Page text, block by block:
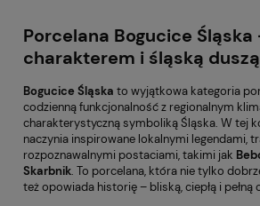
Porcelana Bogucice Śląska
charakterem i śląską duszą
Bogucice Śląska to wyjątkowa kategoria
codzienną funkcjonalność z regionalnym
charakterystyczną symboliką Śląska. W tej
naczynia inspirowane lokalnymi legendami,
rozpoznawalnymi postaciami, takimi jak
Skarbnik. To porcelana, która nie tylko
też opowiada historię – bliską, ciepłą i